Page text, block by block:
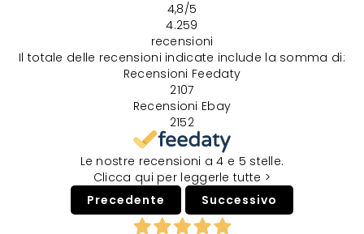
4,8/5
4.259
recensioni
Il totale delle recensioni indicate include la somma di:
Recensioni Feedaty
2107
Recensioni Ebay
2152
Le nostre recensioni a 4 e 5 stelle.
Clicca qui per leggerle tutte >
Precedente
Successivo